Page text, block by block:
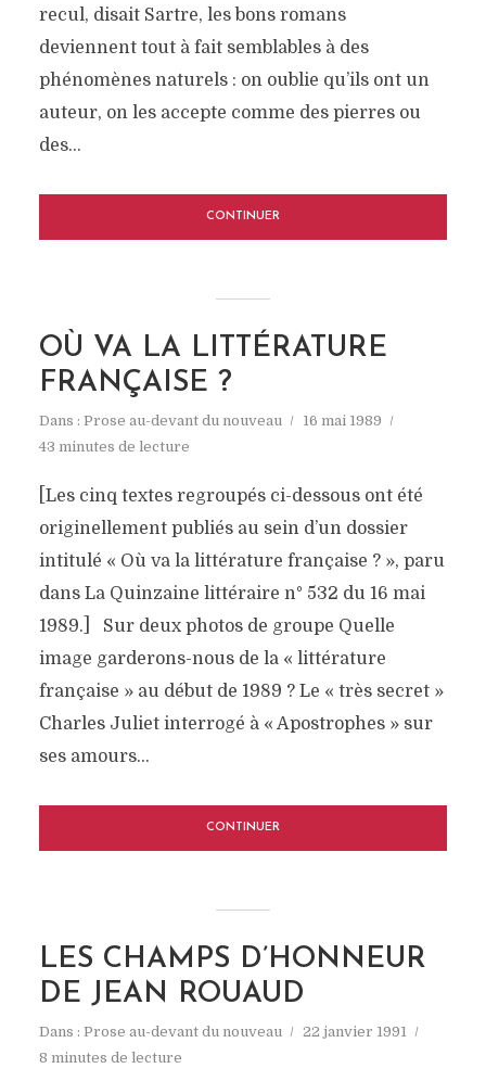
recul, disait Sartre, les bons romans
deviennent tout à fait semblables à des
phénomènes naturels : on oublie qu’ils ont un
auteur, on les accepte comme des pierres ou
des...
CONTINUER
OÙ VA LA LITTÉRATURE
FRANÇAISE ?
Dans : Prose au-devant du nouveau
16 mai 1989
43 minutes de lecture
[Les cinq textes regroupés ci-dessous ont été
originellement publiés au sein d’un dossier
intitulé « Où va la littérature française ? », paru
dans La Quinzaine littéraire n° 532 du 16 mai
1989.] Sur deux photos de groupe Quelle
image garderons-nous de la « littérature
française » au début de 1989 ? Le « très secret »
Charles Juliet interrogé à « Apostrophes » sur
ses amours...
CONTINUER
LES CHAMPS D’HONNEUR
DE JEAN ROUAUD
Dans : Prose au-devant du nouveau
22 janvier 1991
8 minutes de lecture